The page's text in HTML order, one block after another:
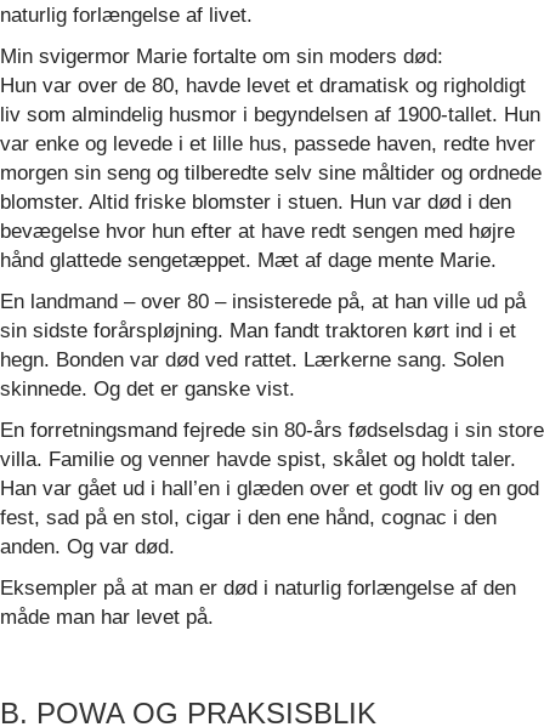
naturlig forlængelse af livet.
Min svigermor Marie fortalte om sin moders død:
Hun var over de 80, havde levet et dramatisk og righoldigt
liv som almindelig husmor i begyndelsen af 1900-tallet. Hun
var enke og levede i et lille hus, passede haven, redte hver
morgen sin seng og tilberedte selv sine måltider og ordnede
blomster. Altid friske blomster i stuen. Hun var død i den
bevægelse hvor hun efter at have redt sengen med højre
hånd glattede sengetæppet. Mæt af dage mente Marie.
En landmand – over 80 – insisterede på, at han ville ud på
sin sidste forårspløjning. Man fandt traktoren kørt ind i et
hegn. Bonden var død ved rattet. Lærkerne sang. Solen
skinnede. Og det er ganske vist.
En forretningsmand fejrede sin 80-års fødselsdag i sin store
villa. Familie og venner havde spist, skålet og holdt taler.
Han var gået ud i hall’en i glæden over et godt liv og en god
fest, sad på en stol, cigar i den ene hånd, cognac i den
anden. Og var død.
Eksempler på at man er død i naturlig forlængelse af den
måde man har levet på.
B. POWA OG PRAKSISBLIK